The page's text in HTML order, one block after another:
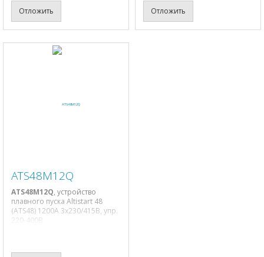
Отложить Отложить
ATS48M12Q
ATS48M12Q, устройство
плавного пуска Altistart 48
(ATS48) 1200A 3х230/415В, упр.
220-400В